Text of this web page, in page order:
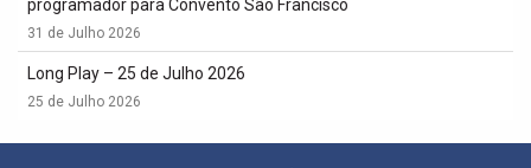
programador para Convento São Francisco
31 de Julho 2026
Long Play – 25 de Julho 2026
25 de Julho 2026